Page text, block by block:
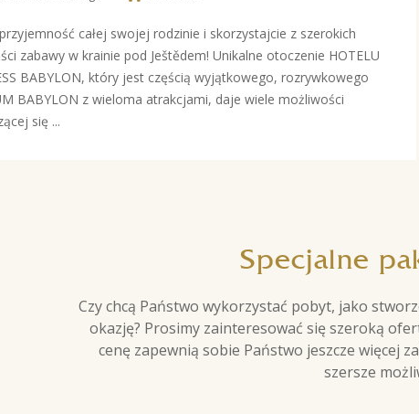
całej swojej rodzinie i skorzystajcie z szerokich
zabawy w krainie pod Ještědem! Unikalne otoczenie HOTELU
BABYLON, który jest częścią wyjątkowego, rozrywkowego
BABYLON z wieloma atrakcjami, daje wiele możliwości
się ...
Specjalne
Czy chcą Państwo wykorzystać pobyt, jako
okazję? Prosimy zainteresować się szeroką
cenę zapewnią sobie Państwo jeszcze więcej
szersze